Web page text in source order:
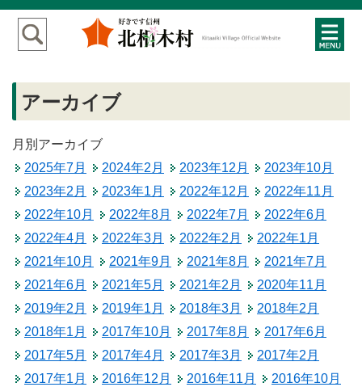
アーカイブ
月別アーカイブ
2025年7月
2024年2月 2023年12月
2023年10月
2023年2月
2023年1月 2022年12月
2022年11月
2022年10月
2022年8月 2022年7月
2022年6月
2022年4月
2022年3月 2022年2月
2022年1月
2021年10月
2021年9月 2021年8月
2021年7月
2021年6月
2021年5月 2021年2月
2020年11月
2019年2月
2019年1月 2018年3月
2018年2月
2018年1月
2017年10月 2017年8月
2017年6月
2017年5月
2017年4月 2017年3月
2017年2月
2017年1月
2016年12月 2016年11月
2016年10月